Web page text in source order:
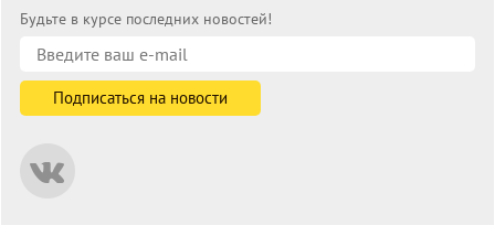
Будьте в курсе последних новостей!